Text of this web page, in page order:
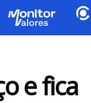
e fica